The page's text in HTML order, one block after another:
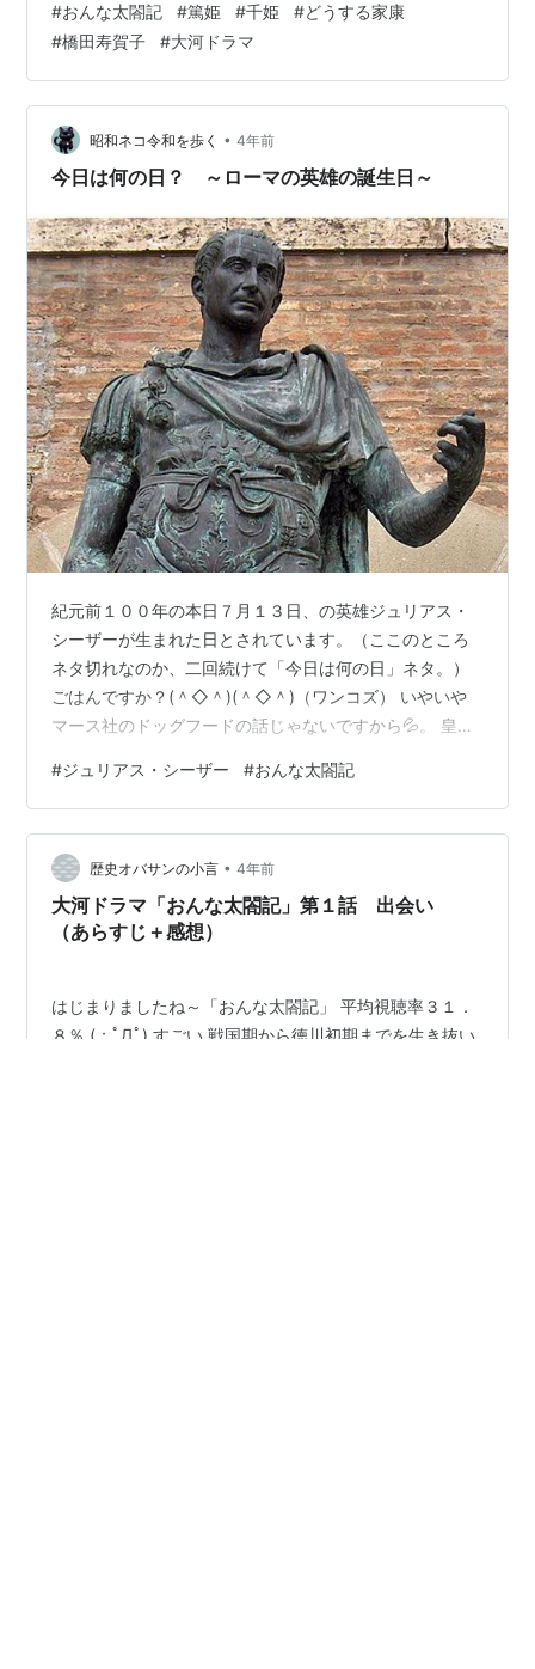
城会見 大坂冬の陣と夏の陣 淀殿の台詞、橋田寿賀子脚本
千姫 二条城会見 「おんな太閤記」最終回は、慶長１６
（１６１１）年３月２８日から始まります。 ４１２年前
の今日です。 京都二条城にて、秀吉の長男豊臣秀頼が、
後陽成（ごようぜい）天皇の攘夷に関連して上洛した家
康に会うのです。 いわゆる二…
#おんな太閤記 #篤姫 #千姫 #どうする家康
#橋田寿賀子 #大河ドラマ
昭和ネコ令和を歩く • 4年前
今日は何の日？ ～ローマの英雄の誕生日～
紀元前１００年の本日７月１３日、の英雄ジュリアス・
シーザーが生まれた日とされています。（ここのところ
ネタ切れなのか、二回続けて「今日は何の日」ネタ。）
ごはんですか？(＾◇＾)(＾◇＾)（ワンコズ） いやいや
マース社のドッグフードの話じゃないですから💦。 皇帝
リー」の語源であり７月を表す「ジュライ（July)」の語
源でもある方です。 ちなみに８月「オクトーバー
（october)」は彼の後継者のオクタビアヌスが語源で
す。 猫のマオが稀代の英雄ナポレオンだったり、シーザ
ーだったりしたら、というパロディ記事を書いたことも
ありますね。 mishabln…
#ジュリアス・シーザー #おんな太閤記
歴史オバサンの小言 • 4年前
大河ドラマ「おんな太閤記」第１話 出会い
（あらすじ＋感想）